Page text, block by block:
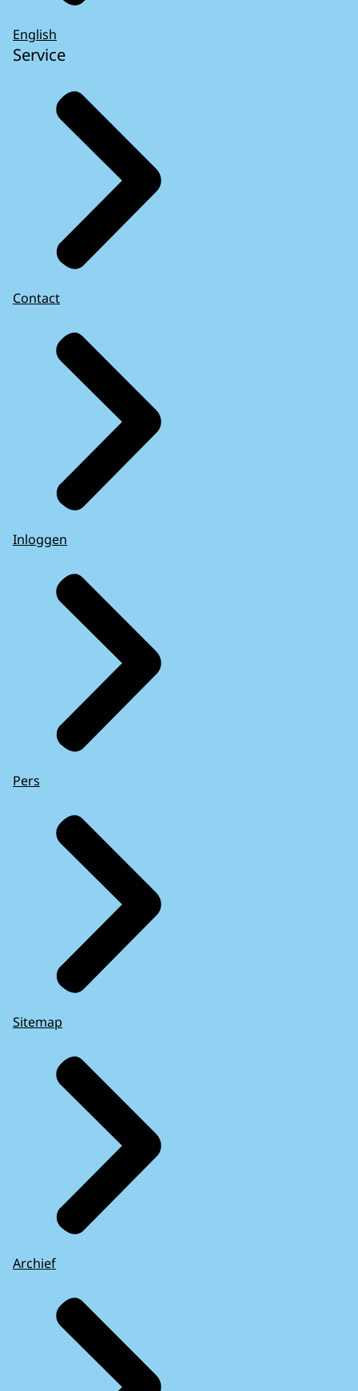
English
Service
Contact
Inloggen
Pers
Sitemap
Archief